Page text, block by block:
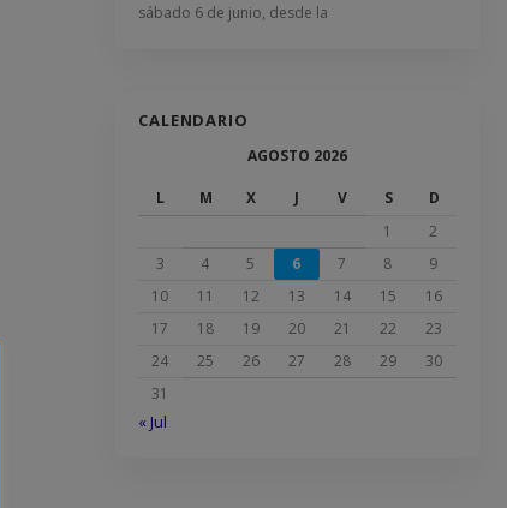
sábado 6 de junio, desde la
CALENDARIO
AGOSTO 2026
L M X J V S
D
1
2
3
4 5 6 7 8
9
10
11 12 13 14 15
16
17
18 19 20 21 22
23
24
25 26 27 28 29
30
31
« Jul